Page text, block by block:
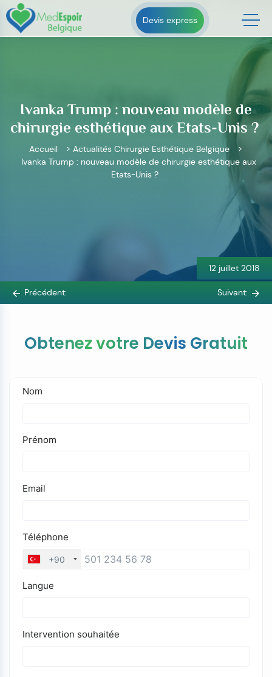
Skip
to
content
Devis express
Ivanka Trump : nouveau modèle de
chirurgie esthétique aux Etats-Unis ?
Accueil > Actualités Chirurgie Esthétique Belgique
>
Ivanka Trump : nouveau modèle de chirurgie esthétique aux
Etats-Unis ?
12 juillet 2018
Précédent: Suivant:
Obtenez votre Devis Gratuit